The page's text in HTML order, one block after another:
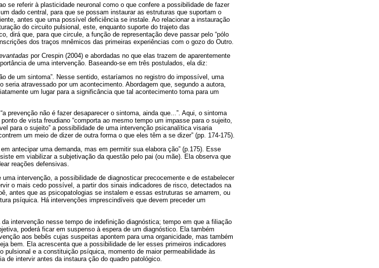
se referir à plasticidade neuronal como o que confere a possibilidade de fazer
dado central, para que se possam instaurar as estruturas que suportam o
antes que uma possível deficiência se instale. Ao relacionar a instauração
do circuito pulsional, este, enquanto suporte do trajeto das
dirá que, para que circule, a função de representação deve passar pelo “pólo
dos traços mnêmicos das primeiras experiências com o gozo do Outro.
por Crespin (2004) e abordadas no que elas trazem de aparentemente
de uma intervenção. Baseando-se em três postulados, ela diz:
de um sintoma”. Nesse sentido, estaríamos no registro do impossível, uma
atravessado por um acontecimento. Abordagem que, segundo a autora,
um lugar para a significância que tal acontecimento toma para um
prevenção não é fazer desaparecer o sintoma, ainda que...”. Aqui, o sintoma
de vista freudiano “comporta ao mesmo tempo um impasse para o sujeito,
para o sujeito” a possibilidade de uma intervenção psicanalítica visaria
um meio de dizer de outra forma o que eles têm a se dizer” (pp. 174-175).
antecipar uma demanda, mas em permitir sua elabora ção” (p.175). Esse
em viabilizar a subjetivação da questão pelo pai (ou mãe). Ela observa que
reações defensivas.
intervenção, a possibilidade de diagnosticar precocemente e de estabelecer
o mais cedo possível, a partir dos sinais indicadores de risco, detectados na
antes que as psicopatologias se instalem e essas estruturas se amarrem, ou
psíquica. Há intervenções imprescindíveis que devem preceder um
intervenção nesse tempo de indefinição diagnóstica; tempo em que a filiação
poderá ficar em suspenso à espera de um diagnóstico. Ela também
aos bebês cujas suspeitas apontem para uma organicidade, mas também
bem. Ela acrescenta que a possibilidade de ler esses primeiros indicadores
pulsional e a constituição psíquica, momento de maior permeabilidade às
de intervir antes da instaura ção do quadro patológico.